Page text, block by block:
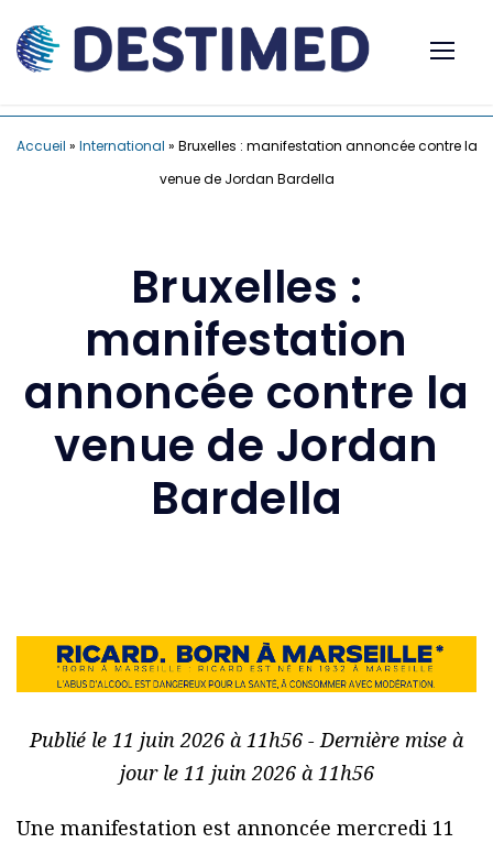
Accueil » International » Bruxelles : manifestation annoncée contre la
venue de Jordan Bardella
Bruxelles :
manifestation
annoncée contre la
venue de Jordan
Bardella
Publié le 11 juin 2026 à 11h56 - Dernière mise à
jour le 11 juin 2026 à 11h56
Une manifestation est annoncée mercredi 11